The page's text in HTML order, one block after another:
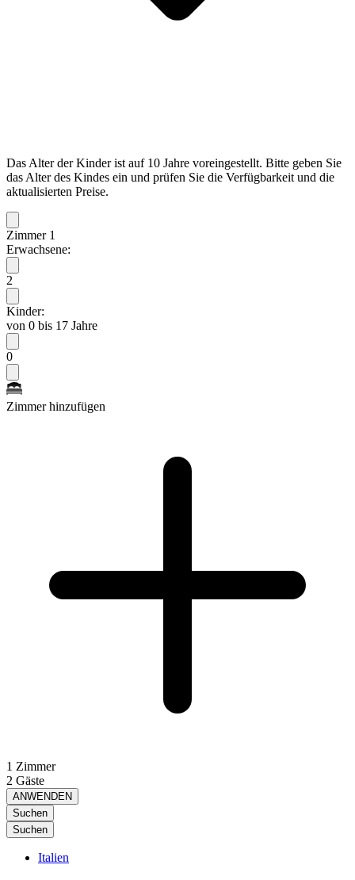
Das Alter der Kinder ist auf 10 Jahre voreingestellt. Bitte geben Sie
das Alter des Kindes ein und prüfen Sie die Verfügbarkeit und die
aktualisierten Preise.
Zimmer 1
Erwachsene:
2
Kinder:
von 0 bis 17 Jahre
0
Zimmer hinzufügen
1 Zimmer
2 Gäste
ANWENDEN
Suchen
Suchen
Italien